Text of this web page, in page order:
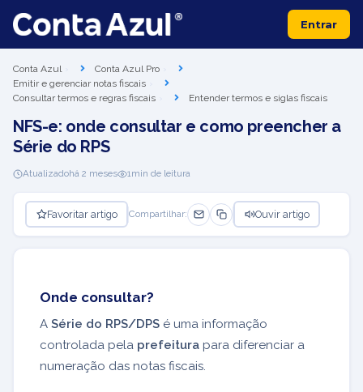
Entrar
Conta Azul
Conta Azul Pro
Emitir e gerenciar notas fiscais
Consultar termos e regras fiscais
Entender termos e siglas fiscais
NFS-e: onde consultar e como preencher a
Série do RPS
Atualizadohá 2 meses 1min de leitura
Favoritar artigo Compartilhar: Ouvir artigo
Onde consultar?
A Série do RPS/DPS é uma informação
controlada pela prefeitura para diferenciar a
numeração das notas fiscais.